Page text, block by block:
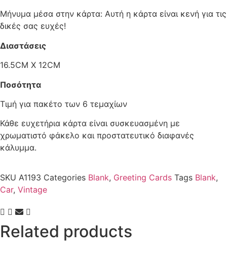
Μήνυμα μέσα στην κάρτα: Αυτή η κάρτα είναι κενή για τις
δικές σας ευχές!
Διαστάσεις
16.5CM X 12CM
Ποσότητα
Τιμή για πακέτο των 6 τεμαχίων
Κάθε ευχετήρια κάρτα είναι συσκευασμένη με
χρωματιστό φάκελο και προστατευτικό διαφανές
κάλυμμα.
SKU A1193 Categories Blank, Greeting Cards Tags Blank,
Car, Vintage
Related products